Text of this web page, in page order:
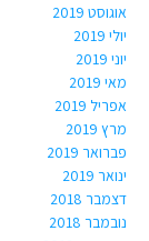
אוגוסט 2019
יולי 2019
יוני 2019
מאי 2019
אפריל 2019
מרץ 2019
פברואר 2019
ינואר 2019
דצמבר 2018
נובמבר 2018